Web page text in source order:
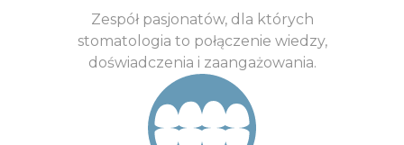
Zespół pasjonatów, dla których
stomatologia to połączenie wiedzy,
doświadczenia i zaangażowania.